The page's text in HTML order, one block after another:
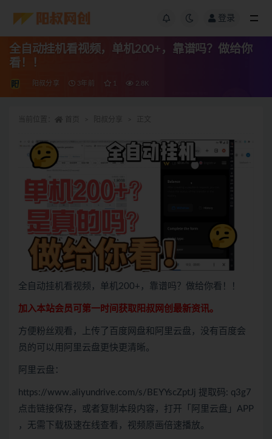
登录
全自动挂机看视频，单机200+，靠谱吗？做给你
看！！
阳叔分享 3年前 1 2.8K
全自动挂机看视频，单机200+，靠谱吗？做给你看！！
加入本站会员可第一时间获取阳叔网创最新资讯。
方便粉丝观看，上传了百度网盘和阿里云盘，没有百度会
员的可以用阿里云盘更快更清晰。
阿里云盘：
https://www.aliyundrive.com/s/BEYYscZptJj 提取码: q3g7
点击链接保存，或者复制本段内容，打开「阿里云盘」APP
，无需下载极速在线查看，视频原画倍速播放。